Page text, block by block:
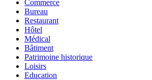
Commerce
Bureau
Restaurant
Hôtel
Médical
Bâtiment
Patrimoine historique
Loisirs
Education